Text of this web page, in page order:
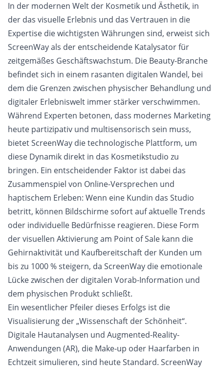
In der modernen Welt der Kosmetik und Ästhetik, in
der das visuelle Erlebnis und das Vertrauen in die
Expertise die wichtigsten Währungen sind, erweist sich
ScreenWay als der entscheidende Katalysator für
zeitgemäßes Geschäftswachstum. Die Beauty-Branche
befindet sich in einem rasanten digitalen Wandel, bei
dem die Grenzen zwischen physischer Behandlung und
digitaler Erlebniswelt immer stärker verschwimmen.
Während Experten betonen, dass modernes Marketing
heute partizipativ und multisensorisch sein muss,
bietet ScreenWay die technologische Plattform, um
diese Dynamik direkt in das Kosmetikstudio zu
bringen. Ein entscheidender Faktor ist dabei das
Zusammenspiel von Online-Versprechen und
haptischem Erleben: Wenn eine Kundin das Studio
betritt, können Bildschirme sofort auf aktuelle Trends
oder individuelle Bedürfnisse reagieren. Diese Form
der visuellen Aktivierung am Point of Sale kann die
Gehirnaktivität und Kaufbereitschaft der Kunden um
bis zu 1000 % steigern, da ScreenWay die emotionale
Lücke zwischen der digitalen Vorab-Information und
dem physischen Produkt schließt.
Ein wesentlicher Pfeiler dieses Erfolgs ist die
Visualisierung der „Wissenschaft der Schönheit“.
Digitale Hautanalysen und Augmented-Reality-
Anwendungen (AR), die Make-up oder Haarfarben in
Echtzeit simulieren, sind heute Standard. ScreenWay